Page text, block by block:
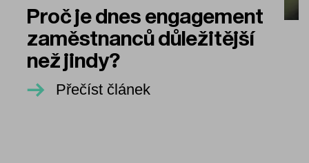
Proč je dnes engagement
zaměstnanců důležitější
než jindy?
Přečíst článek